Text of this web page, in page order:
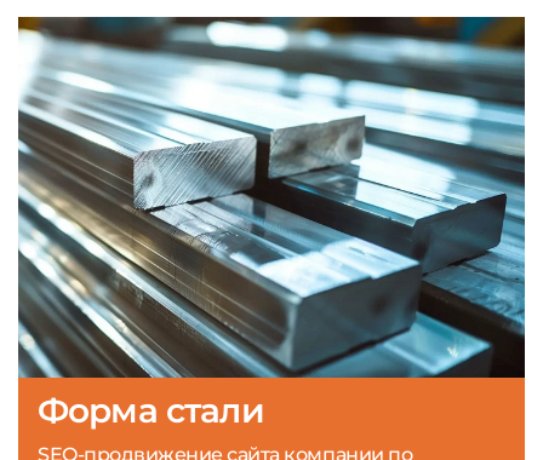
Форма стали
SEO-продвижение сайта компании по